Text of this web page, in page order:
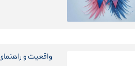
واقعیت و